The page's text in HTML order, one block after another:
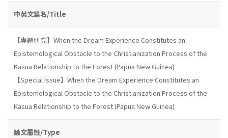
中英文篇名/Title
【專題研究】When the Dream Experience Constitutes an
Epistemological Obstacle to the Christianization Process of the
Kasua Relationship to the Forest (Papua New Guinea)
【Special Issue】When the Dream Experience Constitutes an
Epistemological Obstacle to the Christianization Process of the
Kasua Relationship to the Forest (Papua New Guinea)
論文屬性/Type